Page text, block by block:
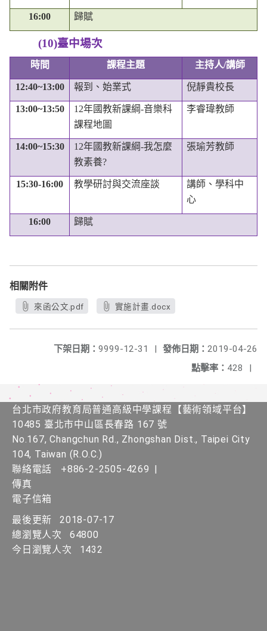
16:00 歸賦
(10)臺中場次
時間 課程主題 主持人/講師
12:40~13:00 報到、始業式 倪靜貴校長
13:00~13:50 12年國教新課綱-音樂科
課程地圖
李睿瑋教師
14:00~15:30 12年國教新課綱-我怎麼
教素養?
張瑜芳教師
15:30-16:00 教學研討與交流座談
講師、學科中
心
16:00 歸賦
相關附件
來函公文.pdf 實施計畫.docx
發佈日期： 2019-04-26
下架日期： 9999-12-31
|
點擊率： 428 |
台北市政府教育局普通高級中學課程​【​藝術領域平台】
10485 臺北市中山區長春路 167 號
No.167, Changchun Rd., Zhongshan Dist., Taipei City
104, Taiwan (R.O.C.)
聯絡電話
+886-2-2505-4269 |
傳真
電子信箱
最後更新
2018-07-17
總瀏覽人次
64800
今日瀏覽人次
1432